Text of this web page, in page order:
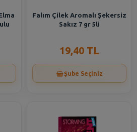
Falım Çilek Aromalı Şekersiz
Sakız 7 gr 5li
19,40 TL
Şube Seçiniz